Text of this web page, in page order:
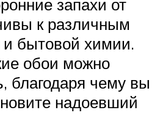
запахи от
к различным
бытовой химии.
обои можно
благодаря чему вы
надоевший